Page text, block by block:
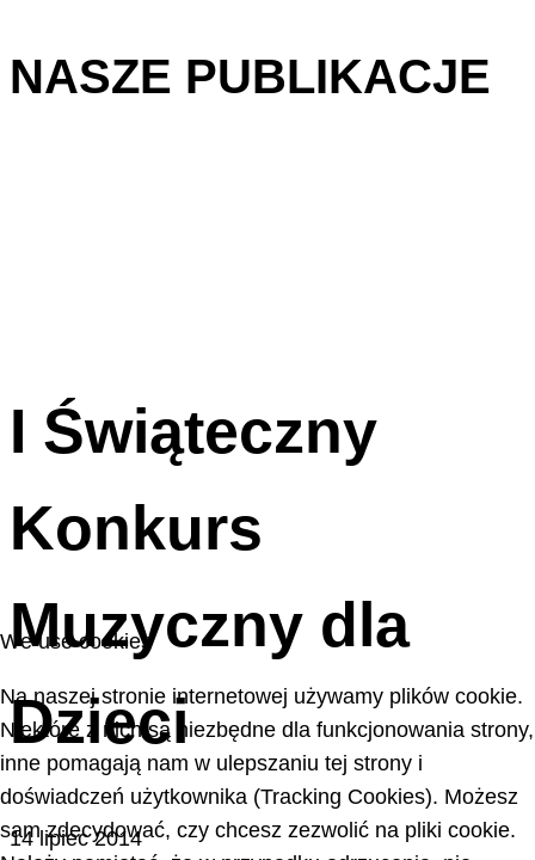
NASZE PUBLIKACJE
I Świąteczny
Konkurs
Muzyczny dla
Dzieci
14 lipiec 2014
We use cookies
Na naszej stronie internetowej używamy plików cookie.
Niektóre z nich są niezbędne dla funkcjonowania strony,
inne pomagają nam w ulepszaniu tej strony i
doświadczeń użytkownika (Tracking Cookies). Możesz
sam zdecydować, czy chcesz zezwolić na pliki cookie.